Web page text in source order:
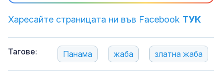
Харесайте страницата ни във Facebook ТУК
Тагове: Панама жаба златна жаба